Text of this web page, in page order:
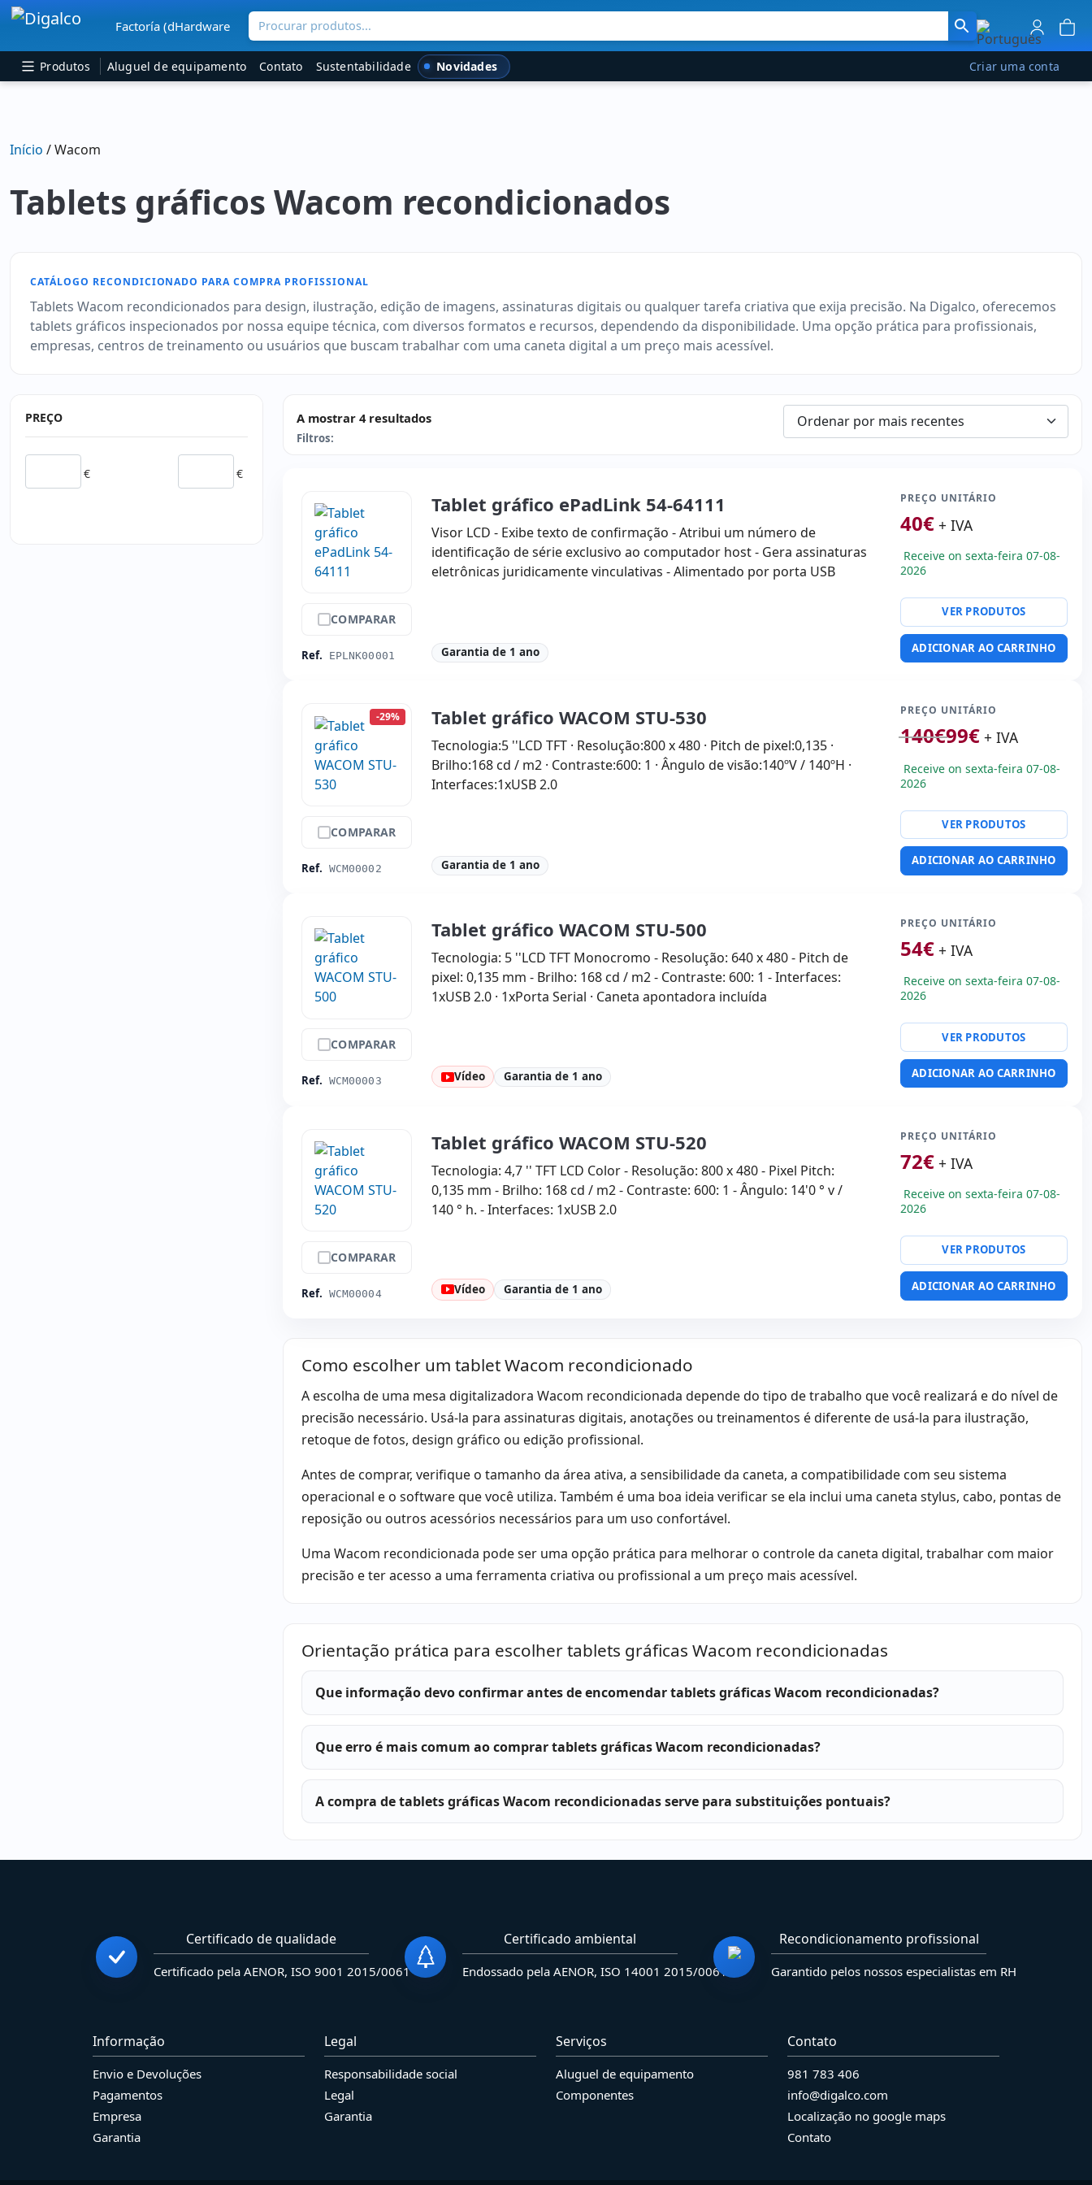
Navegação principal
Factoría (dHardware Procurar produtos...
Produtos Aluguel de equipamento Contato Sustentabilidade Novidades Criar uma conta
Início / Wacom
Tablets gráficos Wacom recondicionados
CATÁLOGO RECONDICIONADO PARA COMPRA PROFISSIONAL
Tablets Wacom recondicionados para design, ilustração, edição de imagens, assinaturas digitais ou qualquer tarefa criativa que exija precisão. Na Digalco, oferecemos
tablets gráficos inspecionados por nossa equipe técnica, com diversos formatos e recursos, dependendo da disponibilidade. Uma opção prática para profissionais,
empresas, centros de treinamento ou usuários que buscam trabalhar com uma caneta digital a um preço mais acessível.
PREÇO
€ €
A mostrar 4 resultados
Filtros:
COMPARAR
Ref. EPLNK00001
Tablet gráfico ePadLink 54-64111
Visor LCD - Exibe texto de confirmação - Atribui um número de
identificação de série exclusivo ao computador host - Gera assinaturas
eletrônicas juridicamente vinculativas - Alimentado por porta USB
Garantia de 1 ano
PREÇO UNITÁRIO
40€ + IVA
Receive on sexta-feira 07-08-
2026
VER PRODUTOS
ADICIONAR AO CARRINHO
-29%
COMPARAR
Ref. WCM00002
Tablet gráfico WACOM STU-530
Tecnologia:5 ''LCD TFT · Resolução:800 x 480 · Pitch de pixel:0,135 ·
Brilho:168 cd / m2 · Contraste:600: 1 · Ângulo de visão:140ºV / 140ºH ·
Interfaces:1xUSB 2.0
Garantia de 1 ano
PREÇO UNITÁRIO
140€99€ + IVA
Receive on sexta-feira 07-08-
2026
VER PRODUTOS
ADICIONAR AO CARRINHO
COMPARAR
Ref. WCM00003
Tablet gráfico WACOM STU-500
Tecnologia: 5 ''LCD TFT Monocromo - Resolução: 640 x 480 - Pitch de
pixel: 0,135 mm - Brilho: 168 cd / m2 - Contraste: 600: 1 - Interfaces:
1xUSB 2.0 · 1xPorta Serial · Caneta apontadora incluída
Vídeo Garantia de 1 ano
PREÇO UNITÁRIO
54€ + IVA
Receive on sexta-feira 07-08-
2026
VER PRODUTOS
ADICIONAR AO CARRINHO
COMPARAR
Ref. WCM00004
Tablet gráfico WACOM STU-520
Tecnologia: 4,7 '' TFT LCD Color - Resolução: 800 x 480 - Pixel Pitch:
0,135 mm - Brilho: 168 cd / m2 - Contraste: 600: 1 - Ângulo: 14'0 ° v /
140 ° h. - Interfaces: 1xUSB 2.0
Vídeo Garantia de 1 ano
PREÇO UNITÁRIO
72€ + IVA
Receive on sexta-feira 07-08-
2026
VER PRODUTOS
ADICIONAR AO CARRINHO
Como escolher um tablet Wacom recondicionado
A escolha de uma mesa digitalizadora Wacom recondicionada depende do tipo de trabalho que você realizará e do nível de
precisão necessário. Usá-la para assinaturas digitais, anotações ou treinamentos é diferente de usá-la para ilustração,
retoque de fotos, design gráfico ou edição profissional.
Antes de comprar, verifique o tamanho da área ativa, a sensibilidade da caneta, a compatibilidade com seu sistema
operacional e o software que você utiliza. Também é uma boa ideia verificar se ela inclui uma caneta stylus, cabo, pontas de
reposição ou outros acessórios necessários para um uso confortável.
Uma Wacom recondicionada pode ser uma opção prática para melhorar o controle da caneta digital, trabalhar com maior
precisão e ter acesso a uma ferramenta criativa ou profissional a um preço mais acessível.
Orientação prática para escolher tablets gráficas Wacom recondicionadas
Que informação devo confirmar antes de encomendar tablets gráficas Wacom recondicionadas?
Que erro é mais comum ao comprar tablets gráficas Wacom recondicionadas?
A compra de tablets gráficas Wacom recondicionadas serve para substituições pontuais?
Certificado de qualidade
Certificado pela AENOR, ISO 9001 2015/0061
Certificado ambiental
Endossado pela AENOR, ISO 14001 2015/0061
Recondicionamento profissional
Garantido pelos nossos especialistas em RH
Informação
Envio e Devoluções
Pagamentos
Empresa
Garantia
Legal
Responsabilidade social
Legal
Garantia
Serviços
Aluguel de equipamento
Componentes
Contato
981 783 406
info@digalco.com
Localização no google maps
Contato